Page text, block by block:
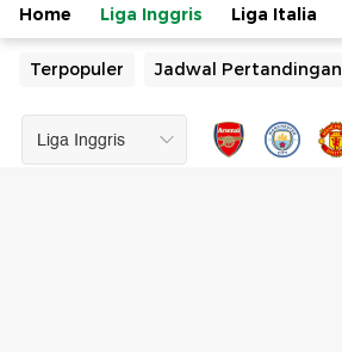
Home Liga Inggris Liga Italia
Terpopuler Jadwal Pertandingan